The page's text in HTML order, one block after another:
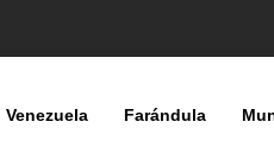
Venezuela Farándula